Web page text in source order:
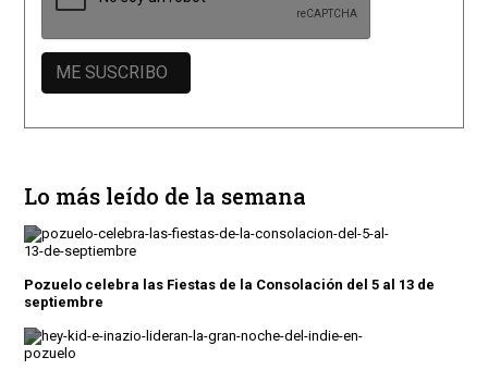
Lo más leído de la semana
Pozuelo celebra las Fiestas de la Consolación del 5 al 13 de
septiembre